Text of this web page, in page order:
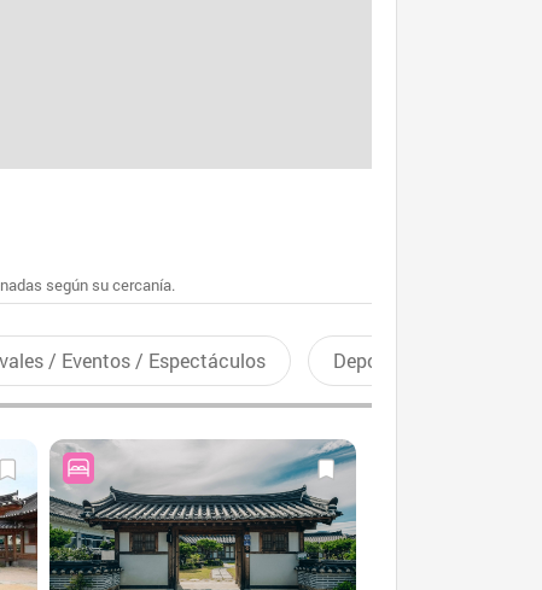
según su cercanía.
/ Eventos / Espectáculos Deportes recreativos